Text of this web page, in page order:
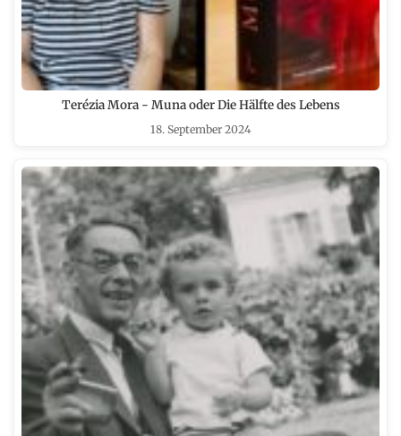
Terézia Mora - Muna oder Die Hälfte des Lebens
18. September 2024